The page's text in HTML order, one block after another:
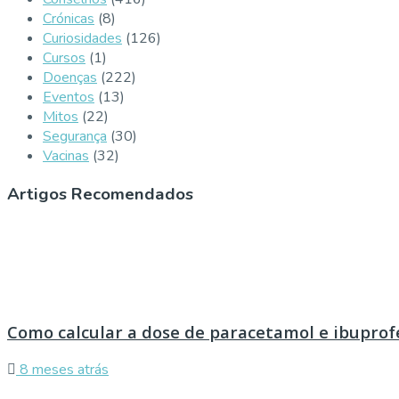
Crónicas (8)
Curiosidades (126)
Cursos (1)
Doenças (222)
Eventos (13)
Mitos (22)
Segurança (30)
Vacinas (32)
Artigos Recomendados
Como calcular a dose de paracetamol e
8 meses atrás